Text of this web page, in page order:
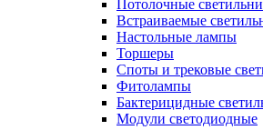
Потолочные
Встраиваемые
Настольные лампы
Торшеры
Споты и трековые
Фитолампы
Бактерицидные
Модули светодиодные